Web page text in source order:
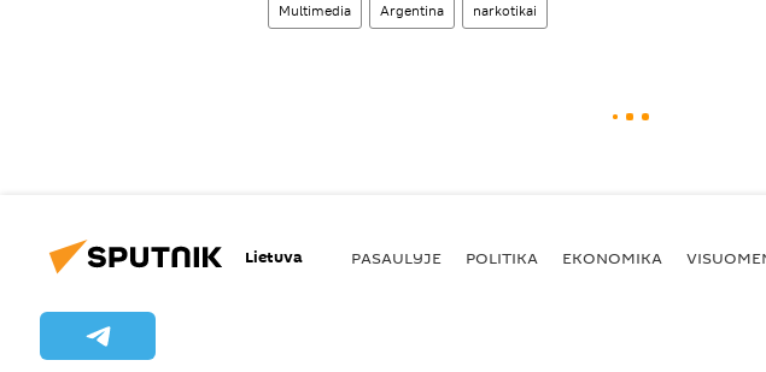
Multimedia Argentina narkotikai
Lietuva PASAULYJE POLITIKA EKONOMIKA